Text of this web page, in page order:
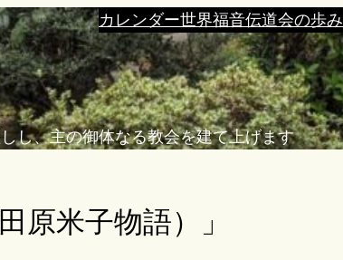
カレンダー世界福音伝道会の歩み
し、主の御体なる教会を建て上げます
原米子物語）」